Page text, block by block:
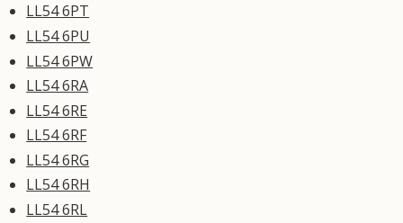
LL54 6PT
LL54 6PU
LL54 6PW
LL54 6RA
LL54 6RE
LL54 6RF
LL54 6RG
LL54 6RH
LL54 6RL